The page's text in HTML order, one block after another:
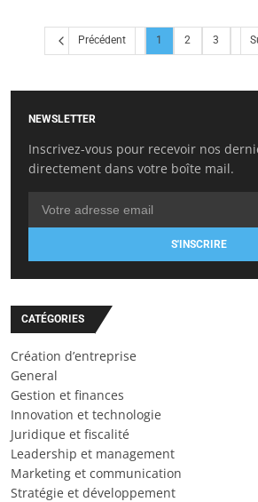
Précédent 1 2 3
NEWSLETTER
Inscrivez-vous pour recevoir nos
directement dans votre boîte mail.
S'INSCRIRE
CATÉGORIES
Création d’entreprise
General
Gestion et finances
Innovation et technologie
Juridique et fiscalité
Leadership et management
Marketing et communication
Stratégie et développement